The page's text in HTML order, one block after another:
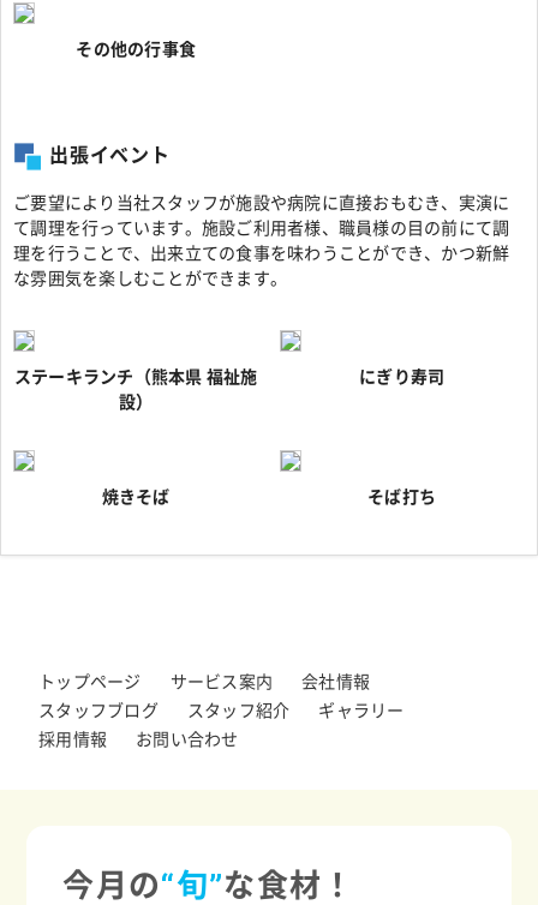
その他の行事食
出張イベント
ご要望により当社スタッフが施設や病院に直接おもむき、実演に
て調理を行っています。施設ご利用者様、職員様の目の前にて調
理を行うことで、出来立ての食事を味わうことができ、かつ新鮮
な雰囲気を楽しむことができます。
ステーキランチ（熊本県 福祉施
設）
にぎり寿司
焼きそば そば打ち
トップページ サービス案内
会社情報
スタッフブログ
スタッフ紹介
ギャラリー
採用情報
お問い合わせ
今月の“旬”な食材！